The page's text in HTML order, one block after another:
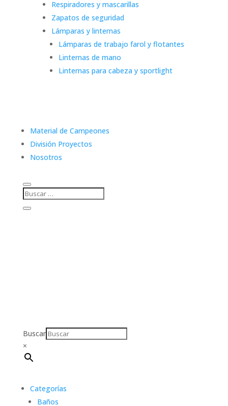
Respiradores y mascarillas
Zapatos de seguridad
Lámparas y linternas
Lámparas de trabajo farol y flotantes
Linternas de mano
Linternas para cabeza y sportlight
Material de Campeones
División Proyectos
Nosotros
Buscar
×
Categorías
Baños